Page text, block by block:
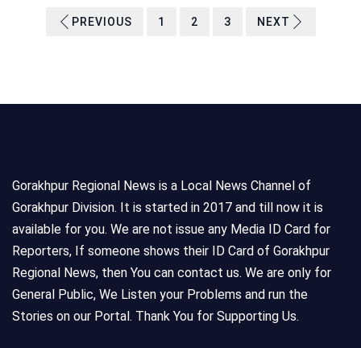
PREVIOUS 1 2 3 NEXT
Gorakhpur Regional News is a Local News Channel of
Gorakhpur Division. It is started in 2017 and till now it is
available for you. We are not issue any Media ID Card for
Reporters, If someone shows their ID Card of Gorakhpur
Regional News, then You can contact us. We are only for
General Public, We Listen your Problems and run the
Stories on our Portal. Thank You for Supporting Us.